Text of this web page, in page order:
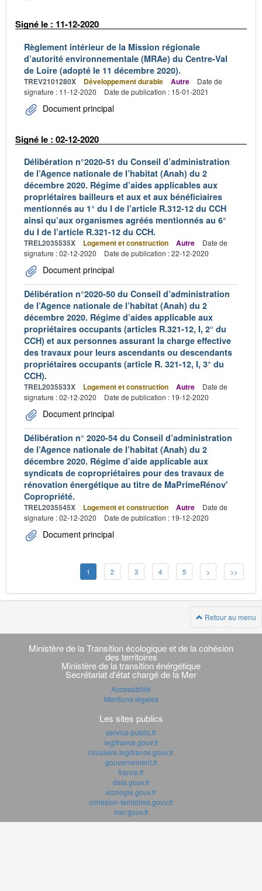
Signé le : 11-12-2020
Règlement intérieur de la Mission régionale
d’autorité environnementale (MRAe) du Centre-Val
de Loire (adopté le 11 décembre 2020).
TREV2101280X Développement durable Autre
Date de
signature : 11-12-2020
Date de publication : 15-01-2021
Document principal
Signé le : 02-12-2020
Délibération n°2020-51 du Conseil d’administration
de l’Agence nationale de l’habitat (Anah) du 2
décembre 2020. Régime d’aides applicables aux
propriétaires bailleurs et aux et aux bénéficiaires
mentionnés au 1° du I de l’article R.312-12 du CCH
ainsi qu’aux organismes agréés mentionnés au 6°
du I de l’article R.321-12 du CCH.
TREL2035535X Logement et construction Autre
Date de
signature : 02-12-2020
Date de publication : 22-12-2020
Document principal
Délibération n°2020-50 du Conseil d’administration
de l’Agence nationale de l’habitat (Anah) du 2
décembre 2020. Régime d’aides applicable aux
propriétaires occupants (articles R.321-12, I, 2° du
CCH) et aux personnes assurant la charge effective
des travaux pour leurs ascendants ou descendants
propriétaires occupants (article R. 321-12, I, 3° du
CCH).
TREL2035533X Logement et construction Autre
Date de
signature : 02-12-2020
Date de publication : 19-12-2020
Document principal
Délibération n° 2020-54 du Conseil d’administration
de l’Agence nationale de l’habitat (Anah) du 2
décembre 2020. Régime d’aide applicable aux
syndicats de copropriétaires pour des travaux de
rénovation énergétique au titre de MaPrimeRénov'
Copropriété.
TREL2035545X Logement et construction Autre
Date de
signature : 02-12-2020
Date de publication : 19-12-2020
Document principal
1 2 3 4 5 > >>
Retour au menu
Navigation
transverse
Ministère de la Transition écologique et de la cohésion
des territoires
Ministère de la transition énérgétique
Secrétariat d'état chargé de la Mer
Accessibilité
Mentions légales
Les sites publics
service-public.fr
legifrance.gouv.fr
circulaire.legifrance.gouv.fr
gouvernement.fr
france.fr
data.gouv.fr
ecologie.gouv.fr
cohesion-territoires.gouv.fr
mer.gouv.fr